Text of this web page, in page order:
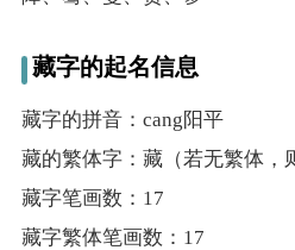
藏字的起名信息
藏字的拼音：cang阳平
藏的繁体字：藏（若无繁体，
藏字笔画数：17
藏字繁体笔画数：17